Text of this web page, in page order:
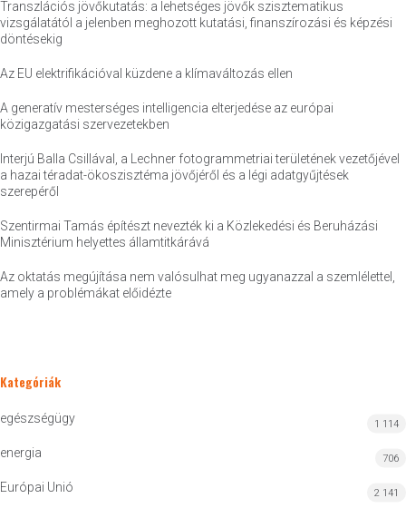
Transzlációs jövőkutatás: a lehetséges jövők szisztematikus
vizsgálatától a jelenben meghozott kutatási, finanszírozási és képzési
döntésekig
Az EU elektrifikációval küzdene a klímaváltozás ellen
A generatív mesterséges intelligencia elterjedése az európai
közigazgatási szervezetekben
Interjú Balla Csillával, a Lechner fotogrammetriai területének vezetőjével
a hazai téradat-ökoszisztéma jövőjéről és a légi adatgyűjtések
szerepéről
Szentirmai Tamás építészt nevezték ki a Közlekedési és Beruházási
Minisztérium helyettes államtitkárává
Az oktatás megújítása nem valósulhat meg ugyanazzal a szemlélettel,
amely a problémákat előidézte
Kategóriák
egészségügy 1 114
energia 706
Európai Unió 2 141